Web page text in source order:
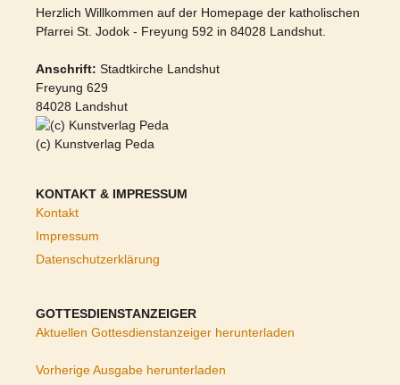
Herzlich Willkommen auf der Homepage der katholischen
Pfarrei St. Jodok - Freyung 592 in 84028 Landshut.
Anschrift: Stadtkirche Landshut
Freyung 629
84028 Landshut
(c) Kunstverlag Peda
KONTAKT & IMPRESSUM
Kontakt
Impressum
Datenschutzerklärung
GOTTESDIENSTANZEIGER
Aktuellen Gottesdienstanzeiger herunterladen
Vorherige Ausgabe herunterladen